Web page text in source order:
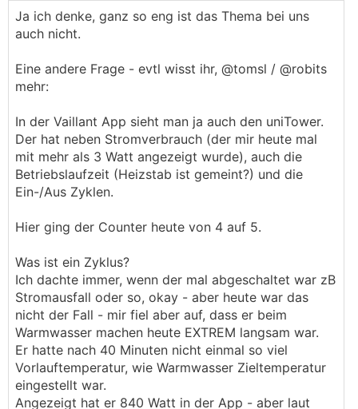
Ja ich denke, ganz so eng ist das Thema bei uns
auch nicht.
Eine andere Frage - evtl wisst ihr, @­tomsl / @­robits
mehr:
In der Vaillant App sieht man ja auch den uniTower.
Der hat neben Stromverbrauch (der mir heute mal
mit mehr als 3 Watt angezeigt wurde), auch die
Betriebslaufzeit (Heizstab ist gemeint?) und die
Ein-/Aus Zyklen.
Hier ging der Counter heute von 4 auf 5.
Was ist ein Zyklus?
Ich dachte immer, wenn der mal abgeschaltet war zB
Stromausfall oder so, okay - aber heute war das
nicht der Fall - mir fiel aber auf, dass er beim
Warmwasser machen heute EXTREM langsam war.
Er hatte nach 40 Minuten nicht einmal so viel
Vorlauftemperatur, wie Warmwasser Zieltemperatur
eingestellt war.
Angezeigt hat er 840 Watt in der App - aber laut